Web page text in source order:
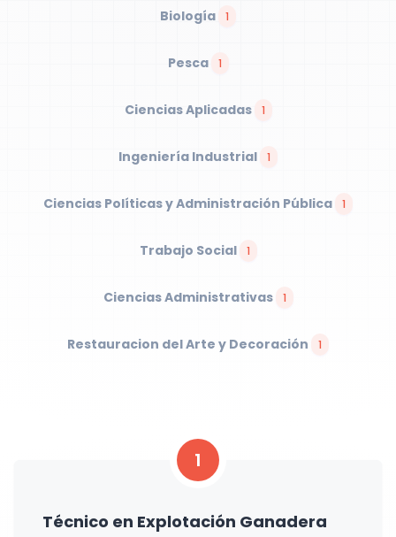
Biología 1
Pesca 1
Ciencias Aplicadas 1
Ingeniería Industrial 1
Ciencias Políticas y Administración Pública 1
Trabajo Social 1
Ciencias Administrativas 1
Restauracion del Arte y Decoración 1
1
Técnico en Explotación Ganadera